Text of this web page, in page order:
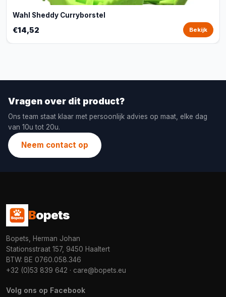
Wahl Sheddy Curryborstel
€14,52 Bekijk
Vragen over dit product?
Ons team staat klaar met persoonlijk advies op maat, elke dag
van 10u tot 20u.
Neem contact op
Bopets
Bopets, Herman Johan
Stationsstraat 157, 9450 Haaltert
BTW: BE 0760.058.346
+32 (0)53 839 642 · care@bopets.eu
Volg ons op Facebook